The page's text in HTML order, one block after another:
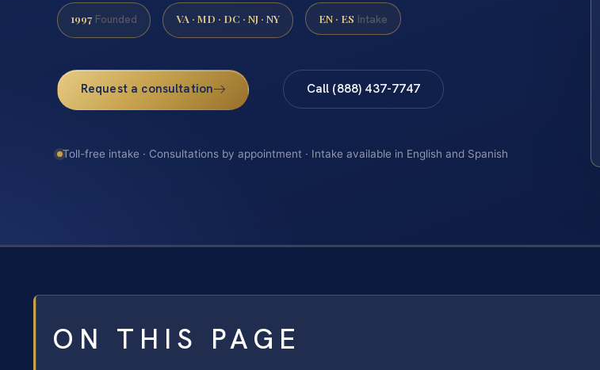
1997 Founded VA · MD · DC · NJ · NY EN · ES Intake
Request a consultation Call (888) 437-7747
Toll-free intake · Consultations by appointment · Intake available in English and Spanish
ON THIS PAGE